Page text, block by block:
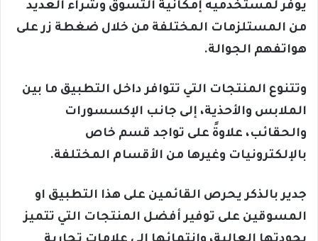
يوفر لمستخدميه إمكانية التسوق وشراء العديد
من المستلزمات المختلفة من خلال ضغطة زر على
هواتفهم الجوالة.
وتتنوع المنتجات التي تتوافر داخل التطبيق ما بين
الملابس والأحذية، إلى جانب الإكسسورات
والحقائب، علاوةً على تواجد قسم خاص
بالإلكترونيات وغيرها من الأقسام المختلفة.
جدير بالذكر يحرص القائمين على هذا التطبيق او
المسوقين على توفير أفضل المنتجات التي تتميز